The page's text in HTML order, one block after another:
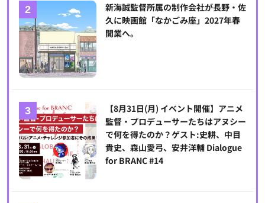
新海誠監督所属の制作会社が長野・佐
久に映画館「なかごみ座」2027年春
開業へ。
【8月31日(月) イベント開催】アニメ
監督・プロデューサーたちはアヌシー
で何を得たのか？ゲスト:史耕、中目
貴史、森山愛弓、安井洋輔 Dialogue
for BRANC #14